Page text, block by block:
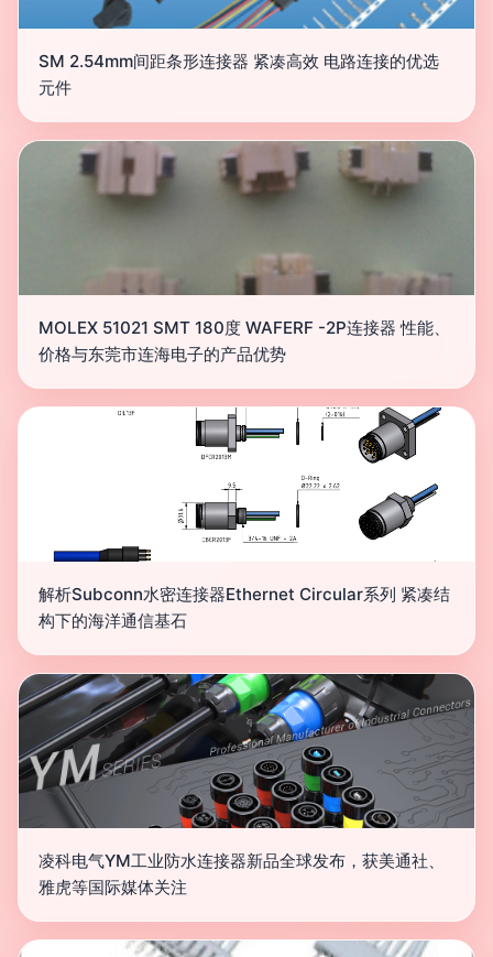
SM 2.54mm间距条形连接器 紧凑高效 电路连接的优选
元件
MOLEX 51021 SMT 180度 WAFERF -2P连接器 性能、
价格与东莞市连海电子的产品优势
解析Subconn水密连接器Ethernet Circular系列 紧凑结
构下的海洋通信基石
凌科电气YM工业防水连接器新品全球发布，获美通社、
雅虎等国际媒体关注